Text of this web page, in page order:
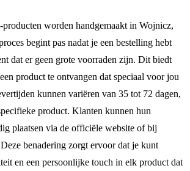
worden handgemaakt in Wojnicz,
begint pas nadat je een bestelling hebt
dat er geen grote voorraden zijn. Dit biedt
product te ontvangen dat speciaal voor jou
kunnen variëren van 35 tot 72 dagen,
product. Klanten kunnen hun
plaatsen via de officiële website of bij
benadering zorgt ervoor dat je kunt
en een persoonlijke touch in elk product dat